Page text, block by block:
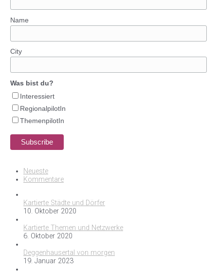
Name
City
Was bist du?
Interessiert
RegionalpilotIn
ThemenpilotIn
Neueste
Kommentare
Kartierte Städte und Dörfer
10. Oktober 2020
Kartierte Themen und Netzwerke
6. Oktober 2020
Deggenhausertal von morgen
19. Januar 2023